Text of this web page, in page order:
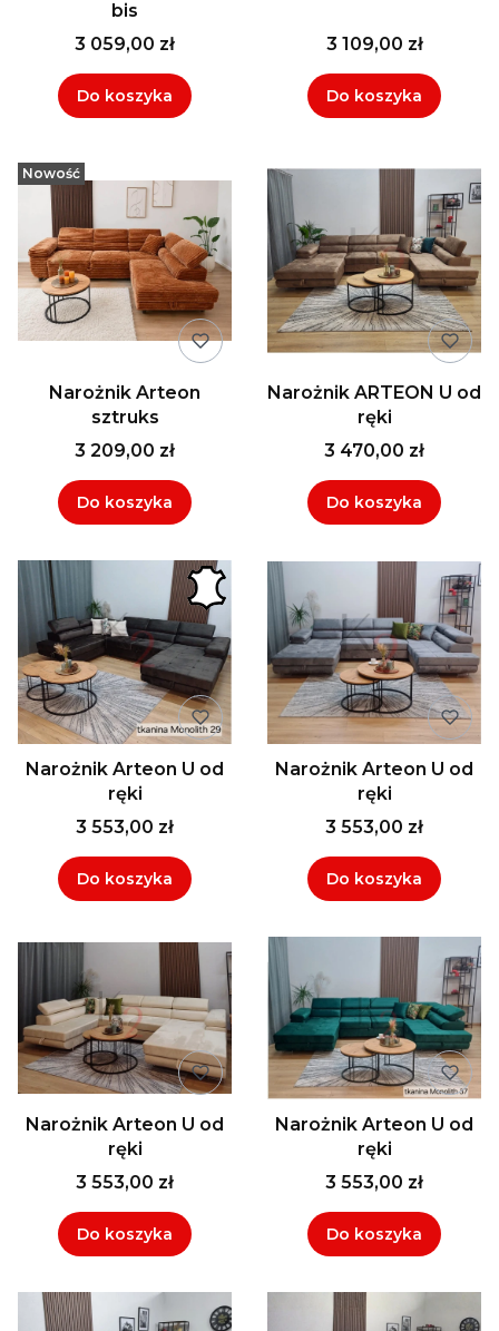
bis
3 059,00 zł
Do koszyka
3 109,00 zł
Do koszyka
Nowość
Narożnik Arteon
sztruks
3 209,00 zł
Do koszyka
Narożnik ARTEON U od
ręki
3 470,00 zł
Do koszyka
Narożnik Arteon U od
ręki
3 553,00 zł
Do koszyka
Narożnik Arteon U od
ręki
3 553,00 zł
Do koszyka
Narożnik Arteon U od
ręki
3 553,00 zł
Do koszyka
Narożnik Arteon U od
ręki
3 553,00 zł
Do koszyka